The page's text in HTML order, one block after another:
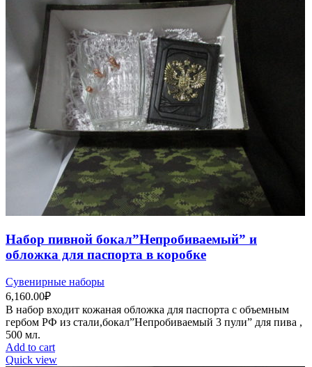
Набор пивной бокал”Непробиваемый” и
обложка для паспорта в коробке
Сувенирные наборы
6,160.00₽
В набор входит кожаная обложка для паспорта c объемным
гербом РФ из стали,бокал”Непробиваемый 3 пули” для пива ,
500 мл.
Add to cart
Quick view